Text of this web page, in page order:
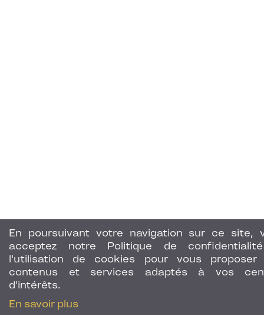
En poursuivant votre navigation sur ce site,
acceptez notre Politique de
l'utilisation de cookies pour vous proposer
contenus et services adaptés à vos
d'intérêts.
En savoir plus